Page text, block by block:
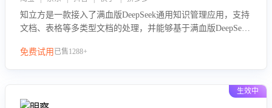
知立方是一款接入了满血版DeepSeek通用知识管理应用，支持
文档、表格等多类型文档的处理，并能够基于满血版DeepSeek
助用户高效管理和利用知识资源。通过该产品，用户可以轻松
免费试用 已售1288+
生效中